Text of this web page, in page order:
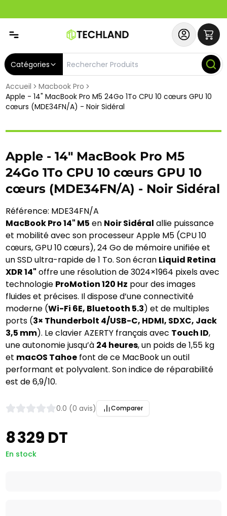
Catégories
Accueil
Macbook Pro
Apple - 14" MacBook Pro M5 24Go 1To CPU 10 cœurs GPU 10
cœurs (MDE34FN/A) - Noir Sidéral
Apple - 14" MacBook Pro M5
24Go 1To CPU 10 cœurs GPU 10
cœurs (MDE34FN/A) - Noir Sidéral
Référence: MDE34FN/A
MacBook Pro 14" M5 en Noir Sidéral allie puissance
et mobilité avec son processeur Apple M5 (CPU 10
cœurs, GPU 10 cœurs), 24 Go de mémoire unifiée et
un SSD ultra-rapide de 1 To. Son écran Liquid Retina
XDR 14" offre une résolution de 3024×1964 pixels avec
technologie ProMotion 120 Hz pour des images
fluides et précises. Il dispose d’une connectivité
moderne (Wi-Fi 6E, Bluetooth 5.3) et de multiples
ports (3× Thunderbolt 4/USB-C, HDMI, SDXC, Jack
3,5 mm). Le clavier AZERTY français avec Touch ID,
une autonomie jusqu’à 24 heures, un poids de 1,55 kg
et macOS Tahoe font de ce MacBook un outil
performant et polyvalent. Son indice de réparabilité
est de 6,9/10.
0.0 (0 avis) Comparer
8 329 DT
En stock